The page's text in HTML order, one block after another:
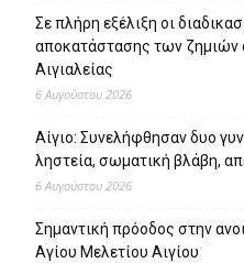
Σε πλήρη εξέλιξη οι
αποκατάστασης των ζημιών
Αιγιαλείας
6 Αυγούστου 2026
Αίγιο: Συνελήφθησαν δυο
ληστεία, σωματική βλάβη,
6 Αυγούστου 2026
Σημαντική πρόοδος στην
Αγίου Μελετίου Αιγίου